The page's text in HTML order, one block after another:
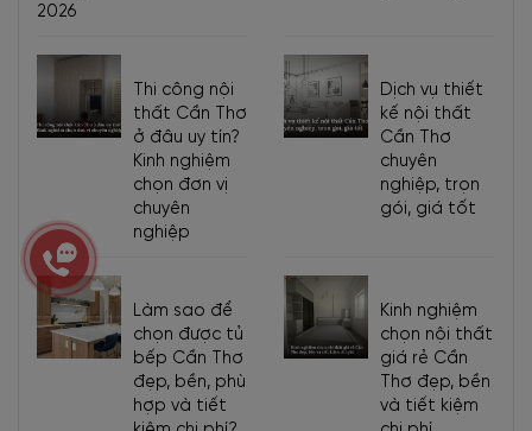
2026
Thi công nội
thất Cần Thơ
ở đâu uy tín?
Kinh nghiệm
chọn đơn vị
chuyên
nghiệp
Dịch vụ thiết
kế nội thất
Cần Thơ
chuyên
nghiệp, trọn
gói, giá tốt
Làm sao để
chọn được tủ
bếp Cần Thơ
đẹp, bền, phù
hợp và tiết
Kinh nghiệm
chọn nội thất
giá rẻ Cần
Thơ đẹp, bền
và tiết kiệm